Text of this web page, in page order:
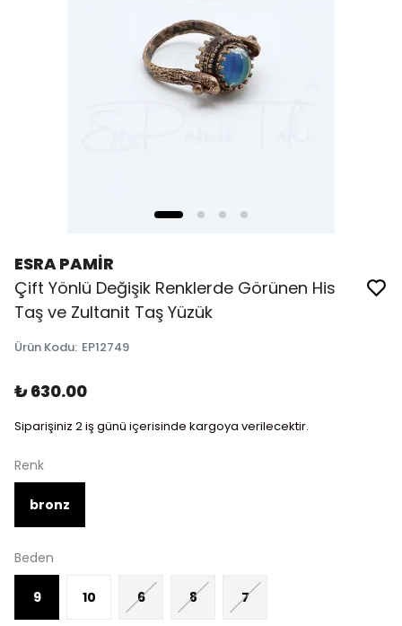
ESRA PAMİR
Çift Yönlü Değişik Renklerde Görünen His
Taş ve Zultanit Taş Yüzük
Ürün Kodu: EP12749
₺ 630.00
Siparişiniz 2 iş günü içerisinde kargoya verilecektir.
Renk
bronz
Beden
9 10 6 8 7